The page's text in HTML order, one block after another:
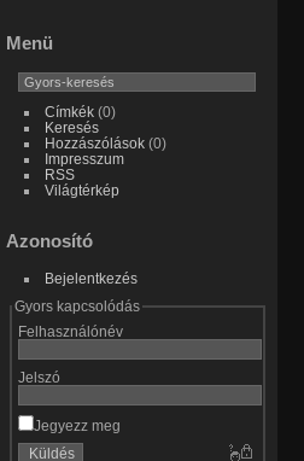
Menü
Címkék(0)
Keresés
Hozzászólások(0)
Impresszum
RSS
Világtérkép
Azonosító
Bejelentkezés
Gyors kapcsolódás
Felhasználónév
Jelszó
Jegyezz meg